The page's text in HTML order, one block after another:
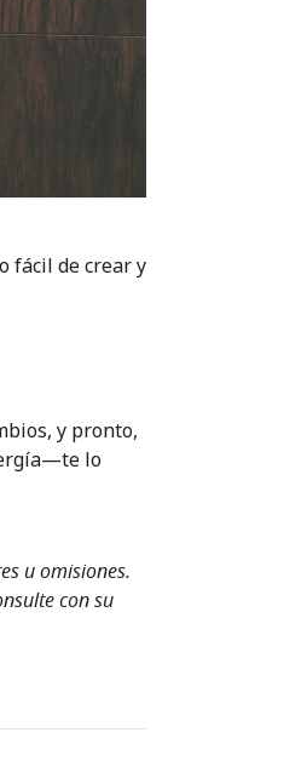
fácil de crear y
y pronto,
lo
u omisiones.
con su